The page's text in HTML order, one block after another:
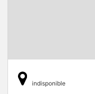
indisponible